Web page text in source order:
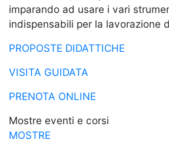
imparando ad usare i vari
indispensabili per la lavorazione
PROPOSTE DIDATTICHE
VISITA GUIDATA
PRENOTA ONLINE
Mostre eventi e corsi
MOSTRE